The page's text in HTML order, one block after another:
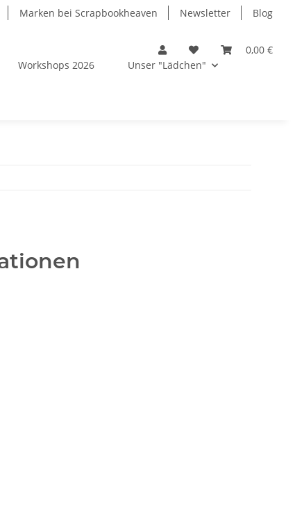
Marken bei Scrapbookheaven Newsletter Blog
0,00 €
Workshops 2026 Unser "Lädchen"